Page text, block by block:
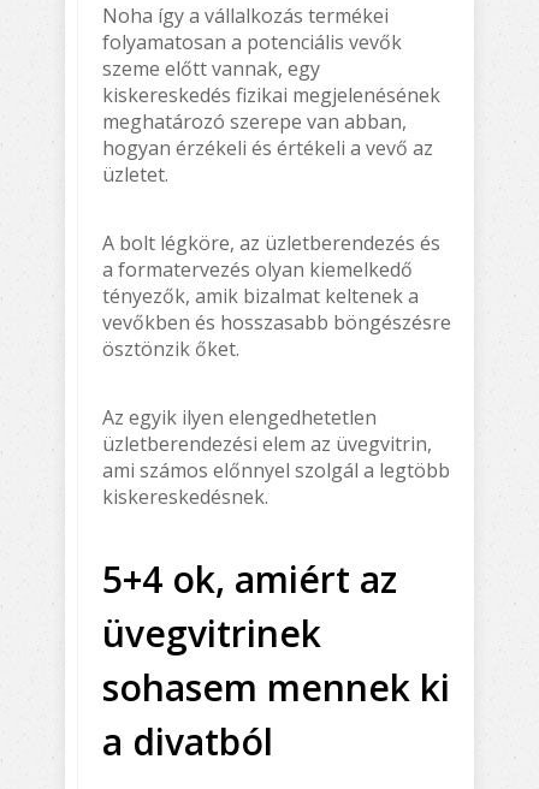
Noha így a vállalkozás termékei
folyamatosan a potenciális vevők
szeme előtt vannak, egy
kiskereskedés fizikai megjelenésének
meghatározó szerepe van abban,
hogyan érzékeli és értékeli a vevő az
üzletet.
A bolt légköre, az üzletberendezés és
a formatervezés olyan kiemelkedő
tényezők, amik bizalmat keltenek a
vevőkben és hosszasabb böngészésre
ösztönzik őket.
Az egyik ilyen elengedhetetlen
üzletberendezési elem az üvegvitrin,
ami számos előnnyel szolgál a legtöbb
kiskereskedésnek.
5+4 ok, amiért az
üvegvitrinek
sohasem mennek ki
a divatból